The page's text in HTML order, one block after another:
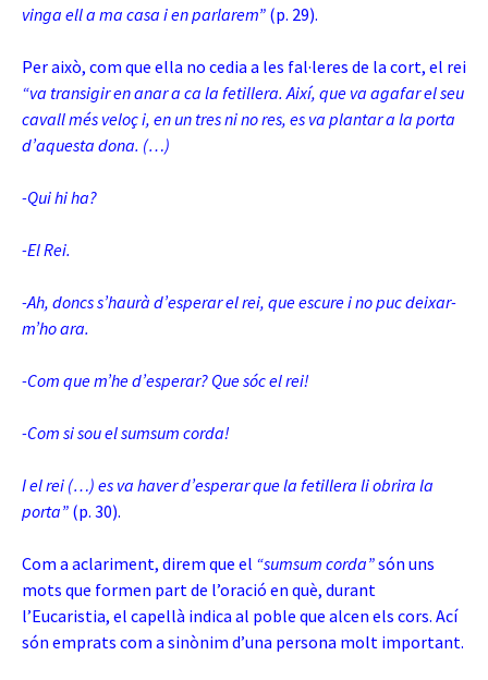
vinga ell a ma casa i en parlarem” (p. 29).
Per això, com que ella no cedia a les fal·leres de la cort, el rei
“va transigir en anar a ca la fetillera. Així, que va agafar el seu
cavall més veloç i, en un tres ni no res, es va plantar a la porta
d’aquesta dona. (…)
-Qui hi ha?
-El Rei.
-Ah, doncs s’haurà d’esperar el rei, que escure i no puc deixar-
m’ho ara.
-Com que m’he d’esperar? Que sóc el rei!
-Com si sou el sumsum corda!
I el rei (…) es va haver d’esperar que la fetillera li obrira la
porta” (p. 30).
Com a aclariment, direm que el “sumsum corda”són uns
mots que formen part de l’oració en què, durant
l’Eucaristia, el capellà indica al poble que alcen els cors. Ací
són emprats com a sinònim d’una persona molt important.